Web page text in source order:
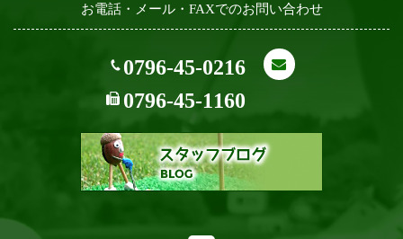
お電話・メール・FAXでのお問い合わせ
0796-45-0216
0796-45-1160